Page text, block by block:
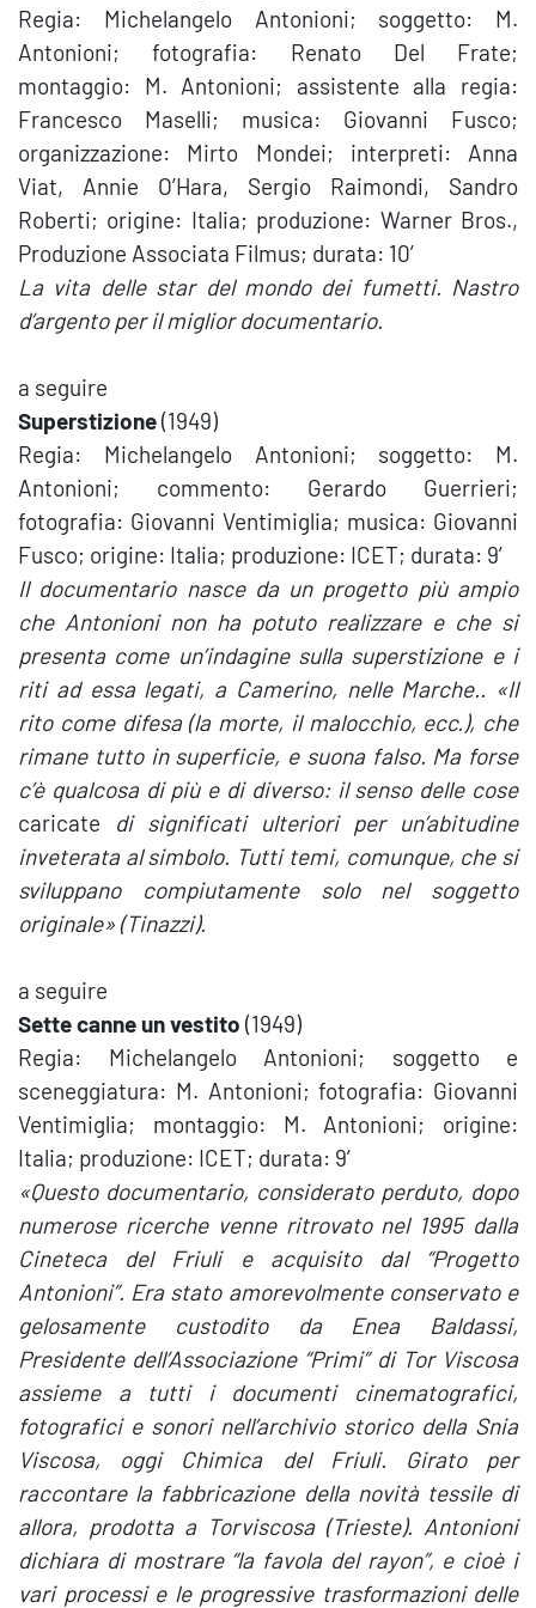
Regia: Michelangelo Antonioni; soggetto: M.
Antonioni; fotografia: Renato Del Frate;
montaggio: M. Antonioni; assistente alla regia:
Francesco Maselli; musica: Giovanni Fusco;
organizzazione: Mirto Mondei; interpreti: Anna
Viat, Annie O’Hara, Sergio Raimondi, Sandro
Roberti; origine: Italia; produzione: Warner Bros.,
Produzione Associata Filmus; durata: 10′
La vita delle star del mondo dei fumetti. Nastro
d’argento per il miglior documentario.
a seguire
Superstizione(1949)
Regia: Michelangelo Antonioni; soggetto: M.
Antonioni; commento: Gerardo Guerrieri;
fotografia: Giovanni Ventimiglia; musica: Giovanni
Fusco; origine: Italia; produzione: ICET; durata: 9′
Il documentario nasce da un progetto più ampio
che Antonioni non ha potuto realizzare e che si
presenta come un’indagine sulla superstizione e i
riti ad essa legati, a Camerino, nelle Marche.. «Il
rito come difesa (la morte, il malocchio, ecc.), che
rimane tutto in superficie, e suona falso. Ma forse
c’è qualcosa di più e di diverso: il senso delle cose
caricate di significati ulteriori per un’abitudine
inveterata al simbolo. Tutti temi, comunque, che si
sviluppano compiutamente solo nel soggetto
originale» (Tinazzi).
a seguire
Sette canne un vestito (1949)
Regia: Michelangelo Antonioni; soggetto e
sceneggiatura: M. Antonioni; fotografia: Giovanni
Ventimiglia; montaggio: M. Antonioni; origine:
Italia; produzione: ICET; durata: 9′
«Questo documentario, considerato perduto, dopo
numerose ricerche venne ritrovato nel 1995 dalla
Cineteca del Friuli e acquisito dal “Progetto
Antonioni”. Era stato amorevolmente conservato e
gelosamente custodito da Enea Baldassi,
Presidente dell’Associazione “Primi” di Tor Viscosa
assieme a tutti i documenti cinematografici,
fotografici e sonori nell’archivio storico della Snia
Viscosa, oggi Chimica del Friuli. Girato per
raccontare la fabbricazione della novità tessile di
allora, prodotta a Torviscosa (Trieste). Antonioni
dichiara di mostrare “la favola del rayon”, e cioè i
vari processi e le progressive trasformazioni delle